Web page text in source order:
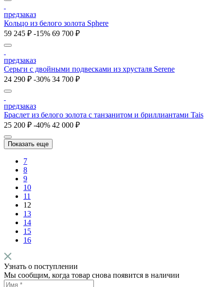
предзаказ
Кольцо из белого золота Sphere
59 245 ₽ -15% 69 700 ₽
предзаказ
Серьги с двойными подвесками из хрусталя Serene
24 290 ₽ -30% 34 700 ₽
предзаказ
Браслет из белого золота с танзанитом и бриллиантами Tais
25 200 ₽ -40% 42 000 ₽
Показать еще
7
8
9
10
11
12
13
14
15
16
Узнать о поступлении
Мы сообщим, когда товар снова появится в наличии